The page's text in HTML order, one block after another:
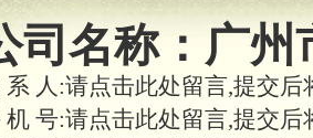
家经营；建立区
司名称： 广州
系 人:请点击此处留言,提交
机 号:请点击此处留言,提交